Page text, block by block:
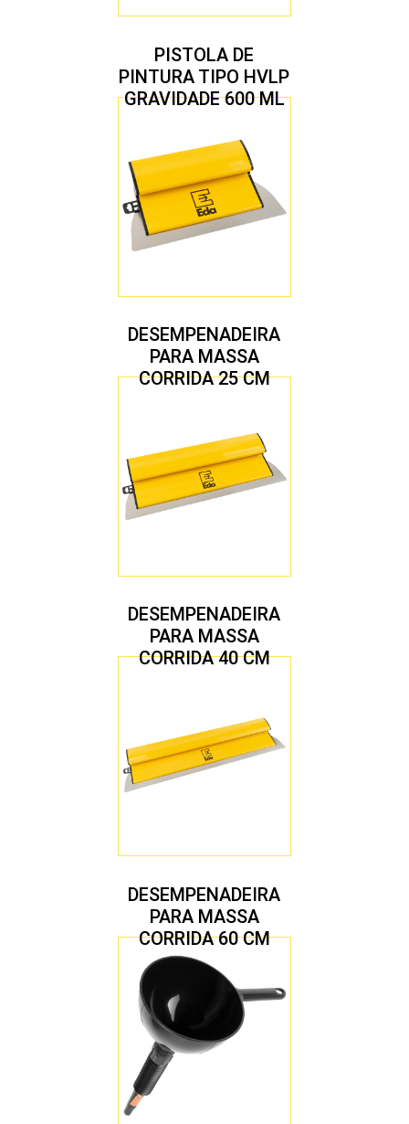
PISTOLA DE
PINTURA TIPO HVLP
GRAVIDADE 600 ML
1,7 MM
DESEMPENADEIRA
PARA MASSA
CORRIDA 25 CM
DESEMPENADEIRA
PARA MASSA
CORRIDA 40 CM
DESEMPENADEIRA
PARA MASSA
CORRIDA 60 CM